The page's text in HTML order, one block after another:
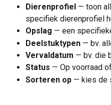
Dierenprofiel — toon
specifiek dierenprofiel
Opslag — een
Deelstuktypen — bv.
Vervaldatum — bv. die
Status — Op voorraad
Sorteren op — kies de